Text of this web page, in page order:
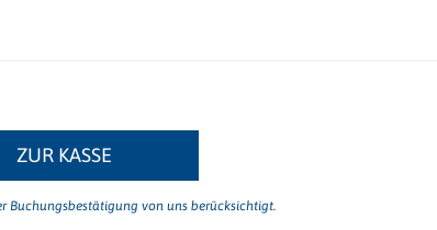
ZUR KASSE
Buchungsbestätigung von uns berücksichtigt.